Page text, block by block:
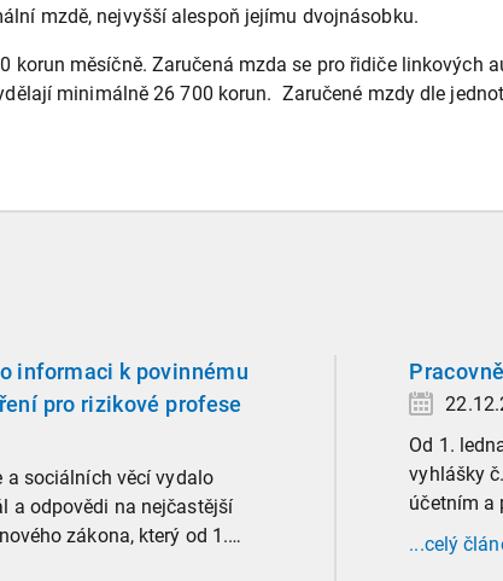
mzdě, nejvyšší alespoň jejímu dvojnásobku.
měsíčně. Zaručená mzda se pro řidiče linkových
minimálně 26 700 korun. Zaručené mzdy dle
informaci k povinnému
pro rizikové profese
a sociálních věcí vydalo
a odpovědi na nejčastější
zákona, který od 1.
povinnost zaměstnavatelů
Od 1.
vyhlášky
účetním a
...celý